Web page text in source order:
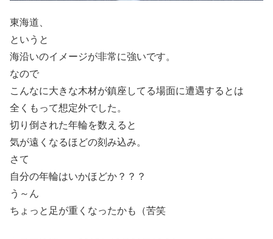
東海道、
というと
海沿いのイメージが非常に強いです。
なので
こんなに大きな木材が鎮座してる場面に遭遇するとは
全くもって想定外でした。
切り倒された年輪を数えると
気が遠くなるほどの刻み込み。
さて
自分の年輪はいかほどか？？？
う～ん
ちょっと足が重くなったかも（苦笑